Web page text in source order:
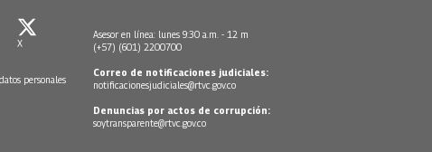
X
personales
Asesor en línea: lunes 9:30 a.m. - 12 m
(+57) (601) 2200700
Correo de notificaciones judiciales:
notificacionesjudiciales@rtvc.gov.co
Denuncias por actos de corrupción:
soytransparente@rtvc.gov.co